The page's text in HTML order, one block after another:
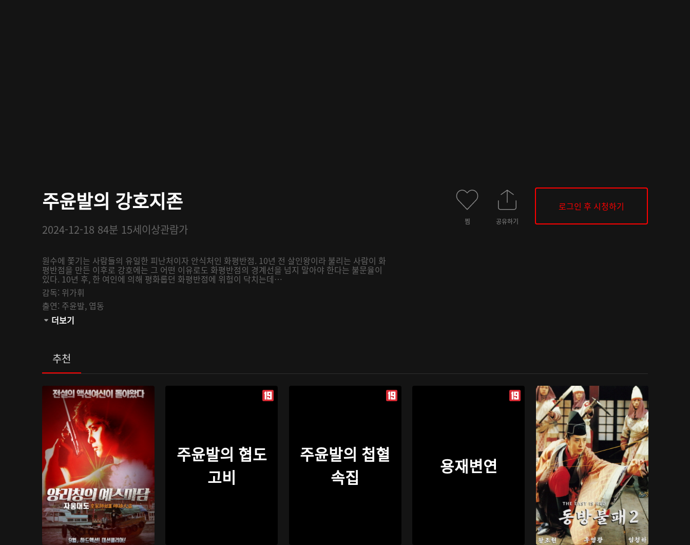
주윤발의 강호지존
2024-12-18 84분 15세이상관람가
원수에 쫓기는 사람들의 유일한 피난처이자 안식처인 화평반점. 10년 전 살인왕이라 불리는 사람이 화
평반점을 만든 이후로 강호에는 그 어떤 이유로도 화평반점의 경계선을 넘지 말아야 한다는 불문율이
있다. 10년 후, 한 여인에 의해 평화롭던 화평반점에 위험이 닥치는데…
감독: 위가휘
출연: 주윤발, 엽동
관람등급:
더보기
찜 공유하기
로그인 후 시청하기
추천
주윤발의 협도
고비
주윤발의 첩혈
속집
용재변연